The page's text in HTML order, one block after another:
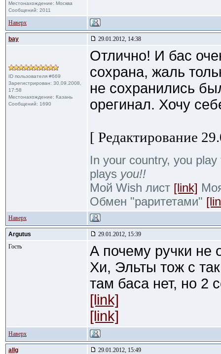
Местонахождение: Москва
Сообщений: 2011
Наверх
bay 29.01.2012, 14:38
ID пользователя #669
Зарегистрирован: 30.09.2008,
17:58
Местонахождение: Казань
Сообщений: 1690
Отлично! И бас
сохрана, жаль
не сохранились
орегинал. Хочу
[ Редактирование
In your country, you
plays you!!
Мой Wish лист [link]
Обмен "раритетами"
Наверх
Argutus
29.01.2012, 15:39
Гость
А почему ручки не
Хи, Эльты тож с
там баса нет, но 2
[link]
[link]
Наверх
allg 29.01.2012, 15:49